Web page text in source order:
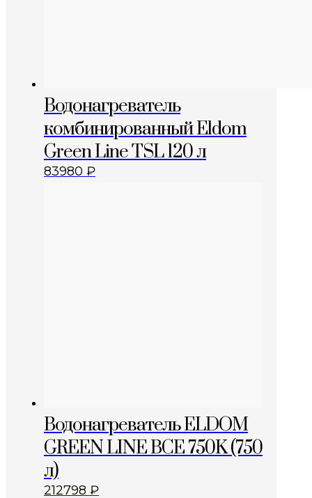
Водонагреватель
комбинированный Eldom
Green Line TSL 120 л
83980 ₽
Водонагреватель ELDOM
GREEN LINE BCE 750K (750
л)
212798 ₽